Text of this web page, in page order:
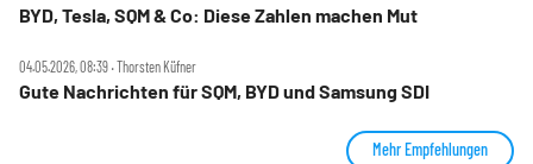
BYD, Tesla, SQM & Co: Diese Zahlen machen Mut
04.05.2026, 08:39 ‧ Thorsten Küfner
Gute Nachrichten für SQM, BYD und Samsung SDI
Mehr Empfehlungen